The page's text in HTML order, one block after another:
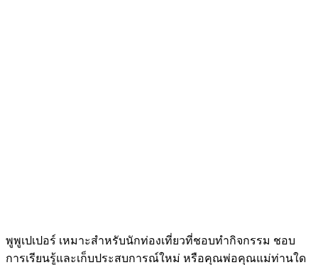
พูพูเปเปอร์ เหมาะสำหรับนักท่องเที่ยวที่ชอบทำกิจกรรม ชอบ
การเรียนรู้และเก็บประสบการณ์ใหม่ หรือคุณพ่อคุณแม่ท่านใด